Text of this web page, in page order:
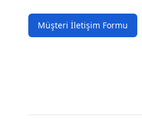
Müşteri İletişim Formu